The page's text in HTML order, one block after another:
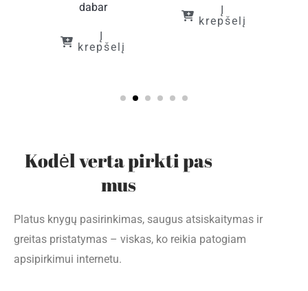
dabar
krepšelį
krepšelį
Kodėl verta pirkti pas
mus
Platus knygų pasirinkimas, saugus atsiskaitymas ir
greitas pristatymas – viskas, ko reikia patogiam
apsipirkimui internetu.